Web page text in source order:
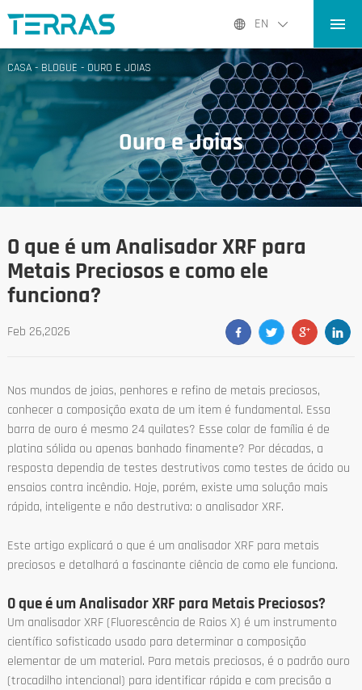
EN
CASA
PRODUTOS
APLICATIVOS
BLOGUE
QUEM SOMOS
CONTATO
CASA- BLOGUE - OURO E JOIAS
Ouro e Joias
O que é um Analisador XRF para
Metais Preciosos e como ele
funciona?
Feb 26,2026
Nos mundos de joias, penhores e refino de metais preciosos,
conhecer a composição exata de um item é fundamental. Essa
barra de ouro é mesmo 24 quilates? Esse colar de família é de
platina sólida ou apenas banhado finamente? Por décadas, a
resposta dependia de testes destrutivos como testes de ácido ou
ensaios contra incêndio. Hoje, porém, existe uma solução mais
rápida, inteligente e não destrutiva: o analisador XRF.
Este artigo explicará o que é um analisador XRF para metais
preciosos e detalhará a fascinante ciência de como ele funciona.
O que é um Analisador XRF para Metais Preciosos?
Um analisador XRF (Fluorescência de Raios X) é um instrumento
científico sofisticado usado para determinar a composição
elementar de um material. Para metais preciosos, é o padrão ouro
(trocadilho intencional) para identificar rápida e com precisão a